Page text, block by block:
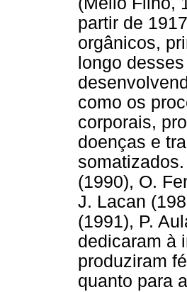
partir de
orgânicos,
longo
como os
corporais,
doenças e
(1990), O.
J. Lacan
(1991), P.
dedicaram à
produziram
quanto para